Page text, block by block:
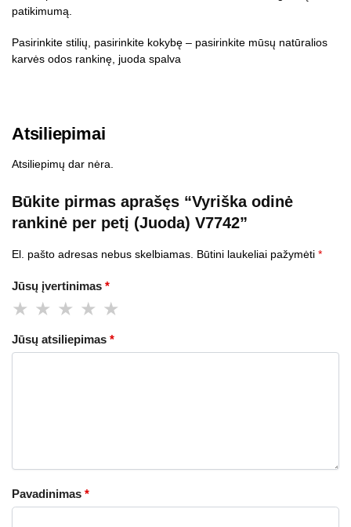
patikimumą.
Pasirinkite stilių, pasirinkite kokybę – pasirinkite mūsų natūralios
karvės odos rankinę, juoda spalva
Atsiliepimai
Atsiliepimų dar nėra.
Būkite pirmas aprašęs “Vyriška odinė
rankinė per petį (Juoda) V7742”
El. pašto adresas nebus skelbiamas. Būtini laukeliai pažymėti *
Jūsų įvertinimas *
Jūsų atsiliepimas *
Pavadinimas *